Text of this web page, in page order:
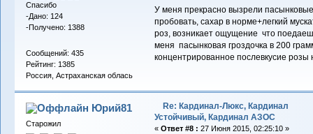
Спасибо
-Дано: 124
-Получено: 1388
Сообщений: 435
Рейтинг: 1385
Россия, Астраханская облась
У меня прекрасно вызрели
пробовать, сахар в норме+легкий
роз, возникает ощущение что
меня пасынковая гроздочка в 200
концентрированное послевкусие
Юрий81
Старожил
Re: Кардинал-Люкс, Кардинал
Устойчивый, Кардинал АЗОС
« Ответ #8 : 27 Июня 2015, 02:25:10 »